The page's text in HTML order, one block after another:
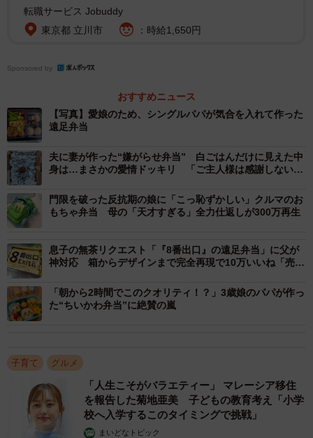
（@mpapa8787__90）。娘の遠足当日、m.tさんは早朝か
らお弁当作りを開始しました。普段から料理はしているも
を決めておき、買い出しに行ってきました。娘からは『任
せる』と言われていたので、動画などを見ながら見よう見
まねで作りましたが、彩りや詰め方のバランスが難しかっ
たですね」
転職サービス Jobuddy
東京都 立川市
：時給1,650円
Sponsored by
おすすめニュース
【写真】愛娘のため、シングルパパが気合を入れて作った
遠足弁当
夫に妻が作った“嫌がらせ弁当” 白ごはんだけに見えた中
身は…まさかの愛情ドッキリ 「ご主人様は感謝しない
門限を破った反抗期の娘に「こっ恥ずかしい」クルマのお
もちゃ弁当 母の「天才すぎる」全力仕返しが300万再生
息子の無茶リクエスト「『8番出口』の遠足弁当」に父が
神対応 箱からデザインまで完全再現で10万いいね「売れ
「朝から2時間でこのクオリティ！？」3歳娘のパパが作っ
た“ちいかわ弁当”に絶賛の嵐
子育て グルメ
「人生こそがバラエティー」 マレーシア移住
を報告した菊地亜美 子どもの教育考え「小学
校へ入学するこのタイミングで挑戦」
まいどなトピック